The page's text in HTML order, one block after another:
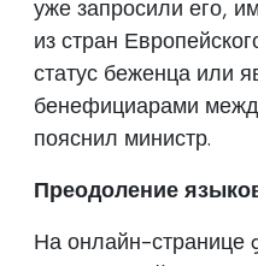
уже запросили его,
из стран
статус беженца или
бенефициарами
пояснил министр.
Преодоление
На онлайн-странице